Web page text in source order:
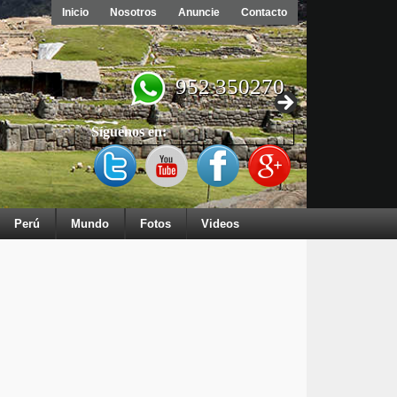
Inicio Nosotros Anuncie Contacto
952 350270
Síguenos en:
Perú Mundo Fotos Videos